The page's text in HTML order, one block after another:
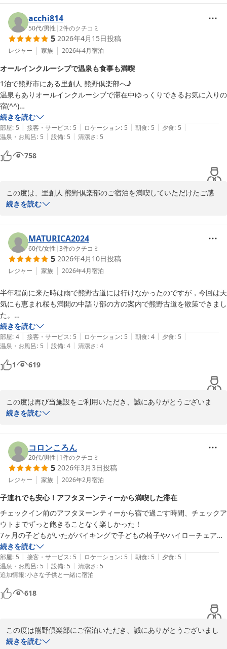
ならなかったこと、心よりお詫び申し上げます。
今後の商品開発やサービスの見直しにおいて大変重要な参考とさせ
ていただきます。
価格以上の価値を感じていただける施設を目指し、一つひとつの課
題に取り組んで参ります。
貴重なお時間を割いてご投稿いただき、誠にありがとうございまし
里創人 熊野倶楽部
acchi814
50代/男性 |2件のクチコミ
5 2026年4月15日投稿
レジャー 家族 2026年4月宿泊
オールインクルーシブで温泉も食事も満喫
1泊で熊野市にある里創人 熊野倶楽部へ♪
温泉もありオールインクルーシブで滞在中ゆっくりできるお気に入りの
宿(⁠^⁠^⁠)
夕食はハーフブュッフェもありますがゆっくり食べたいのでメインダイ
ニングの料亭 穀雨で味覚三昧会席♪
熊野八寸
モッツァレラチーズの糖漬け 木の芽味噌和え
季節の自家製サワーピクルス
アスパラガスと大内山牛乳の温かいポタージュ
季節の御造り
伊勢海老、熊野産本鮪、紋甲烏賊
風伝峠
燻製纏う国産鱒のオーブン焼き
熊野産ミルキークインのリゾット仕立て
お口直し
地元産トマトと岩戸の塩
邪払飴と甘酒のシャーベット添え
松阪牛の紀州備長炭 炭火焼き
自家製柚子味噌 結晶塩 山葵
花の窟神社奉納米 イザナミ米御飯
熊野産袋布昆布のときわ味噌汁 自家製糖漬け
本日のデザート
桜のジュレを添えたアマレット風味のパンナコッタ
温かいショコラケーキ 熊野柑橘の香り
オールインクルーシブでお酒も飲み放題でハイボールから日本酒、ワイ
ンなど飲みながら食べました^⁠_⁠^
料理はもちろん美味しくて出してくれるタイミングもよく楽しく食事が
できました♪
食後もThe Club Loungeでちょっとしたおつまみを食べながらお酒を
飲みました♪
続きを読む
部屋: 5 | 接客・サービス: 5 | ロケーション: 5 | 朝食: 5 | 夕食: 5 |
温泉・お風呂: 5 | 設備: 5 | 清潔さ: 5
758
この度は、里創人 熊野倶楽部のご宿泊を満喫していただけたご感
想、大変嬉しく拝読しました。
謝しております。
夕食で選ばれた料亭「穀雨」の味覚三昧会席は、地元の旬な食材を
活かした料理の数々を提供しております。料理の美味しさや、出す
タイミングについてもご満足いただけたとのこと、お客様が楽しく
遣いやサービスもお楽しみいただけたようで誇らしく感じます。
また、食後には「The Club Lounge」でお酒を飲んだり、おつまみ
をお楽しみいただくなど、滞在そのものを満喫していただけたよう
ですね。
ラウンジの落ち着いた雰囲気の中でのひとときが、さらに特別な思
い出を作るひと時となったことを願っております。
この度は、素敵なご感想をお寄せいただき、誠にありがとうござい
ました。
異なる季節にお越しいただければ、熊野の自然美や季節限定の料理
里創人 熊野倶楽部
2026-04-16
続きを読む
MATURICA2024
60代/女性 |3件のクチコミ
5 2026年4月10日投稿
レジャー 家族 2026年4月宿泊
半年程前に来た時は雨で熊野古道には行けなかったのですが，今回は天
気にも恵まれ桜も満開の中語り部の方の案内で熊野古道を散策できまし
た。
すごく良かったです。
前回より朝食が美味しくなってました
温泉も露天風呂の変わり湯がいいですね
続きを読む
部屋: 4 | 接客・サービス: 5 | ロケーション: 5 | 朝食: 4 | 夕食: 5 |
温泉・お風呂: 5 | 設備: 4 | 清潔さ: 4
1 619
この度は再び当施設をご利用いただき、誠にありがとうございま
す。
と、とても素敵なひとときをお楽しみいただけたようで嬉しく思い
ます。
さらに、前回より朝食が美味しくなっていたとのご感想を頂戴し、
ありがとうございます。お客様に喜んでいただける朝食をご提供す
なお言葉をいただけることは、私たちにとって大きな喜びです。
温泉の露天風呂に関しても、「変わり湯がいいですね」とのお言
葉、大変嬉しく感じます。季節ごとに趣向を凝らした変わり湯を提
供することで、多くのお客様にくつろいだひとときを感じていただ
けるよう努めております。お湯が旅の楽しみの一つとなったようで
何よりです。
熊野古道や桜のように、自然や地域の魅力を存分に楽しみながら、
温泉やお食事も満喫していただけたご様子、大変光栄に思います。
また違う季節にお越しいただき、別の景色や体験を味わっていただ
ければ幸いです。
続きを読む
コロンころん
20代/男性 | 1件のクチコミ
5 2026年3月3日投稿
レジャー 家族 2026年2月宿泊
子連れでも安心！アフタヌーンティーから満喫した滞在
チェックイン前のアフタヌーンティーから宿で過ごす時間、チェックア
ウトまでずっと飽きることなく楽しかった！
7ヶ月の子どもがいたがバイキングで子どもの椅子やハイローチェアを
用意してくれたりとてもありがたかったです！
お部屋にオムツのゴミ箱も用意してくれました！
続きを読む
部屋: 5 | 接客・サービス: 5 | ロケーション: 5 | 朝食: 5 | 夕食: 5 |
温泉・お風呂: 5 | 設備: 5 | 清潔さ: 5
追加情報:小さな子供と一緒に宿泊
618
この度は熊野倶楽部にご宿泊いただき、誠にありがとうございまし
た。
続きを読む